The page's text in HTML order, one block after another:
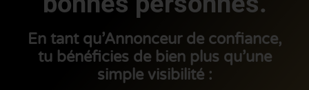
En tant qu’Annonceur de confiance,
tu bénéficies de bien plus qu’une
simple visibilité :